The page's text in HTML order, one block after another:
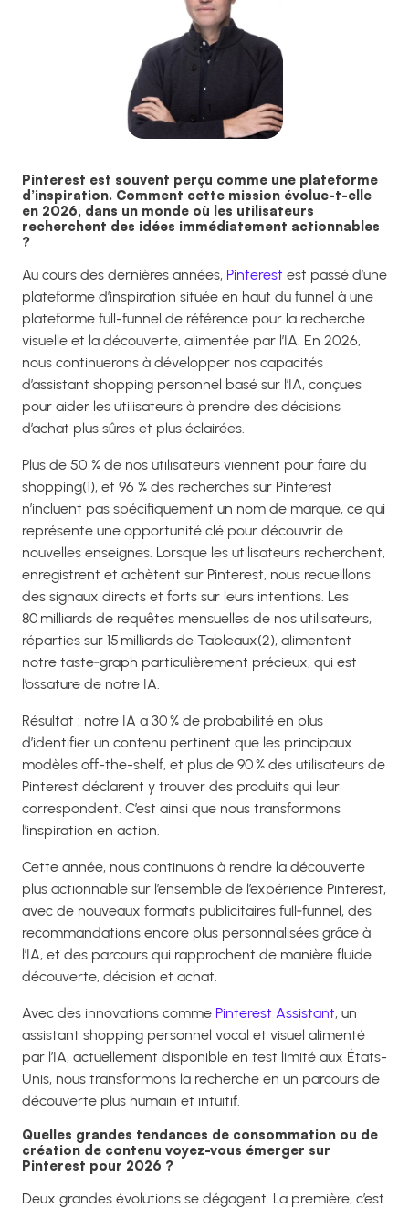
Pinterest est souvent perçu comme une plateforme
d’inspiration. Comment cette mission évolue-t-elle
en 2026, dans un monde où les utilisateurs
recherchent des idées immédiatement actionnables
?
Au cours des dernières années, Pinterest est passé d’une
plateforme d’inspiration située en haut du funnel à une
plateforme full-funnel de référence pour la recherche
visuelle et la découverte, alimentée par l’IA. En 2026,
nous continuerons à développer nos capacités
d’assistant shopping personnel basé sur l’IA, conçues
pour aider les utilisateurs à prendre des décisions
d’achat plus sûres et plus éclairées.
Plus de 50 % de nos utilisateurs viennent pour faire du
shopping(1), et 96 % des recherches sur Pinterest
n’incluent pas spécifiquement un nom de marque, ce qui
représente une opportunité clé pour découvrir de
nouvelles enseignes. Lorsque les utilisateurs recherchent,
enregistrent et achètent sur Pinterest, nous recueillons
des signaux directs et forts sur leurs intentions. Les
80 milliards de requêtes mensuelles de nos utilisateurs,
réparties sur 15 milliards de Tableaux(2), alimentent
notre taste‑graph particulièrement précieux, qui est
l’ossature de notre IA.
Résultat : notre IA a 30 % de probabilité en plus
d’identifier un contenu pertinent que les principaux
modèles off-the-shelf, et plus de 90 % des utilisateurs de
Pinterest déclarent y trouver des produits qui leur
correspondent. C’est ainsi que nous transformons
l’inspiration en action.
Cette année, nous continuons à rendre la découverte
plus actionnable sur l’ensemble de l’expérience Pinterest,
avec de nouveaux formats publicitaires full‑funnel, des
recommandations encore plus personnalisées grâce à
l’IA, et des parcours qui rapprochent de manière fluide
découverte, décision et achat.
Avec des innovations comme Pinterest Assistant, un
assistant shopping personnel vocal et visuel alimenté
par l’IA, actuellement disponible en test limité aux États-
Unis, nous transformons la recherche en un parcours de
découverte plus humain et intuitif.
Quelles grandes tendances de consommation ou de
création de contenu voyez-vous émerger sur
Pinterest pour 2026 ?
Deux grandes évolutions se dégagent. La première, c’est